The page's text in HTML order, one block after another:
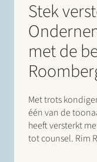
Stek
met de
Met trots
één van de
heeft versterkt
tot counsel. Rim